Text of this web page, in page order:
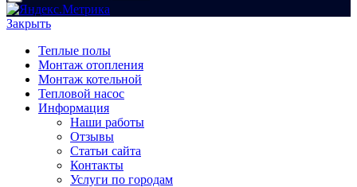
Закрыть
Теплые полы
Монтаж отопления
Монтаж котельной
Тепловой насос
Информация
Наши работы
Отзывы
Статьи сайта
Контакты
Услуги по городам